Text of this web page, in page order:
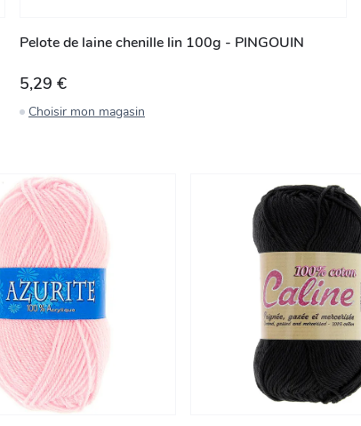
Pelote de laine chenille lin 100g - PINGOUIN
5,29 €
Choisir mon magasin